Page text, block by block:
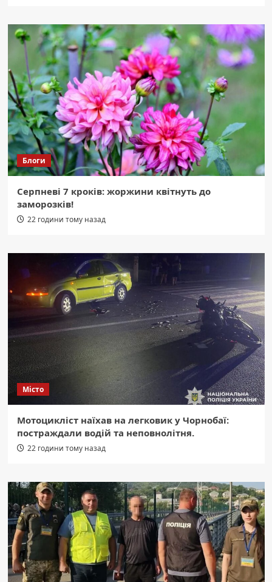
Блоги
Серпневі 7 кроків: жоржини квітнуть до
заморозків!
22 години тому назад
Місто
Мотоцикліст наїхав на легковик у Чорнобаї:
постраждали водій та неповнолітня.
22 години тому назад